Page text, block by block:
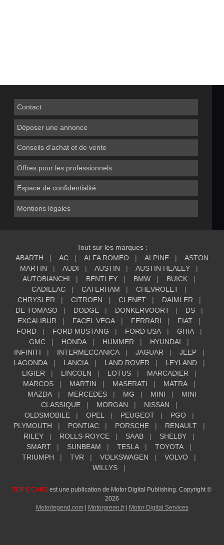
Contact
Déposer une annonce
Conseils d'achat et de vente
Offres pour les professionnels
Espace de confidentialité
Mentions légales
Tout sur les marques :
ABARTH
AC ALFA ROMEO ALPINE
ASTON
MARTIN
AUDI AUSTIN
AUSTIN HEALEY
AUTOBIANCHI
BENTLEY BMW
BUICK
CADILLAC
CATERHAM
CHEVROLET
CHRYSLER
CITROEN CLENET
DAIMLER
DE TOMASO
DODGE DONKERVOORT
DS
EXCALIBUR
FACEL VEGA FERRARI
FIAT
FORD
FORD MUSTANG FORD USA
GHIA
GMC
HONDA HUMMER
HYUNDAI
INFINITI
INTERMECCANICA JAGUAR
JEEP
LAGONDA
LANCIA LAND ROVER
LEYLAND
LIGIER
LINCOLN LOTUS
MARCADIER
MARCOS
MARTIN MASERATI
MATRA
MAZDA
MERCEDES MG MINI
MINI
CLASSIQUE
MORGAN
NISSAN
OLDSMOBILE
OPEL PEUGEOT
PGO
PLYMOUTH
PONTIAC PORSCHE
RENAULT
RILEY
ROLLS-ROYCE SAAB
SHELBY
SMART
SUNBEAM TESLA
TOYOTA
TRIUMPH
TVR VOLKSWAGEN
VOLVO
WILLYS
TOP'S CARS est une publication de Motor Digital Publishing. Copyright ©
2026
Motorlegend.com| Motorgreen.fr| Motor Digital Services